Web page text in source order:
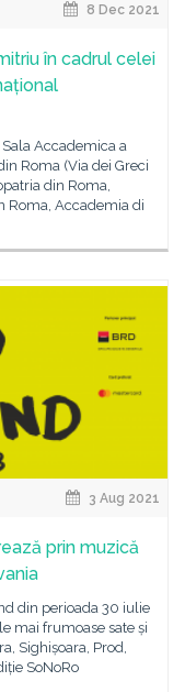
8 Dec 2021
în cadrul celei
Accademica a
Roma (Via dei Greci
din Roma,
Roma, Accademia di
3 Aug 2021
prin muzică
din perioada 30 iulie
mai frumoase sate și
Sighișoara, Prod,
SoNoRo